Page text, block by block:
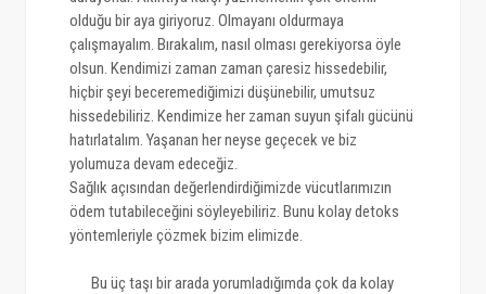
olduğu bir aya giriyoruz. Olmayanı oldurmaya
çalışmayalım. Bırakalım, nasıl olması gerekiyorsa öyle
olsun. Kendimizi zaman zaman çaresiz hissedebilir,
hiçbir şeyi beceremediğimizi düşünebilir, umutsuz
hissedebiliriz. Kendimize her zaman suyun şifalı gücünü
hatırlatalım. Yaşanan her neyse geçecek ve biz
yolumuza devam edeceğiz.
Sağlık açısından değerlendirdiğimizde vücutlarımızın
ödem tutabileceğini söyleyebiliriz. Bunu kolay detoks
yöntemleriyle çözmek bizim elimizde.
Bu üç taşı bir arada yorumladığımda çok da kolay